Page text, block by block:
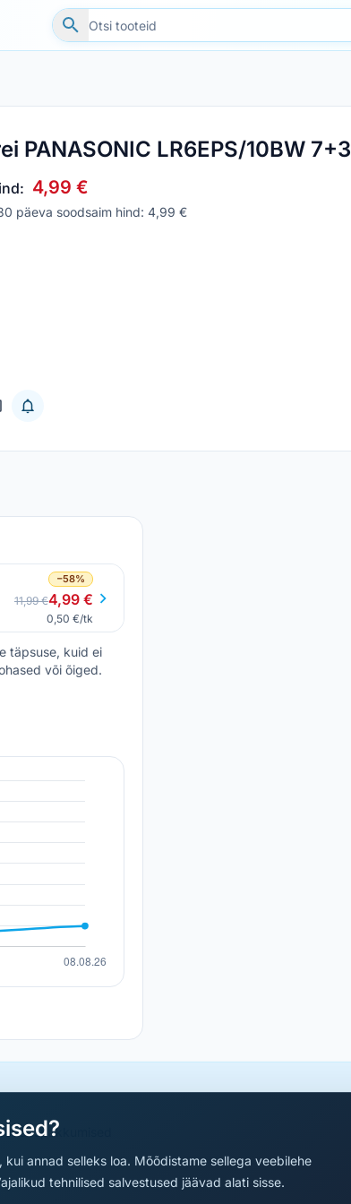
PANASONIC LR6EPS/10BW 7+3
4,99 €
päeva soodsaim hind: 4,99 €
−58%
11,99 €4,99 €
0,50 €/tk
täpsuse, kuid ei
või õiged.
annad selleks loa. Mõõdistame sellega veebilehe
tehnilised salvestused jäävad alati sisse.